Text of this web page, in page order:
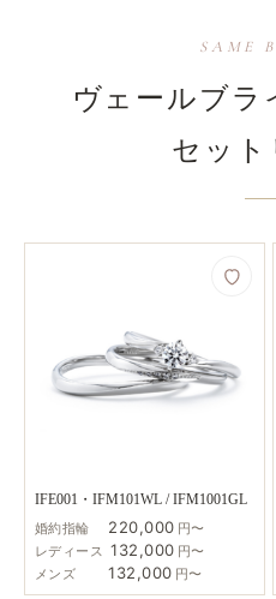
SAME
ヴェールブラ
セット
IFE001・IFM101WL / IFM1001GL
婚約指輪
220,000 円〜
レディース 132,000 円〜
メンズ
132,000 円〜